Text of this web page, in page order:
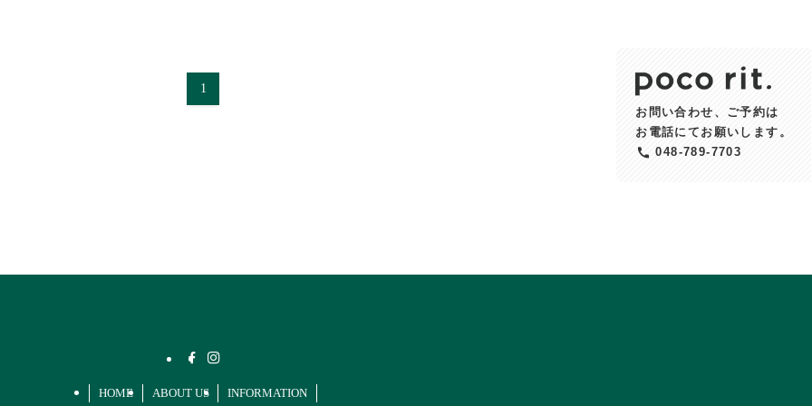
1
お問い合わせ、ご予約は
お電話にてお願いします。
048-789-7703
HOME ABOUT US INFORMATION